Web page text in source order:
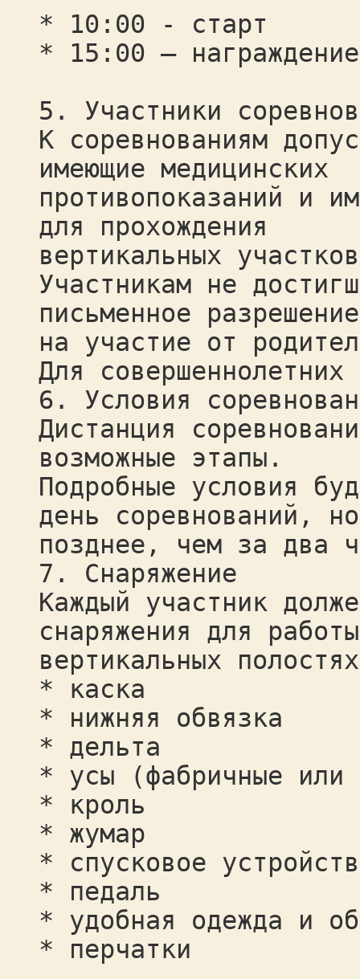
* 10:00 - старт
* 15:00 –
5. Участники
К соревнованиям
имеющие медицинских
противопоказаний и
для прохождения
вертикальных
Участникам не
письменное разрешение
на участие от
Для
6. Условия
Дистанция
возможные этапы.
Подробные условия
день соревнований,
позднее, чем за два
7. Снаряжение
Каждый участник
снаряжения для
вертикальных
* каска
* нижняя обвязка
* дельта
* усы (фабричные или
* кроль
* жумар
* спусковое
* педаль
* удобная одежда и
* перчатки